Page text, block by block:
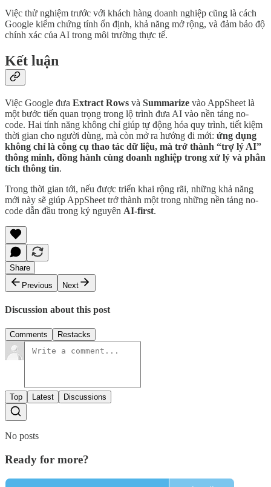
Việc thử nghiệm trước với khách hàng doanh nghiệp cũng là cách
Google kiểm chứng tính ổn định, khả năng mở rộng, và đảm bảo độ
chính xác của AI trong môi trường thực tế.
Kết luận
Việc Google đưa Extract Rows và Summarize vào AppSheet là
một bước tiến quan trọng trong lộ trình đưa AI vào nền tảng no-
code. Hai tính năng không chỉ giúp tự động hóa quy trình, tiết kiệm
thời gian cho người dùng, mà còn mở ra hướng đi mới: ứng dụng
không chỉ là công cụ thao tác dữ liệu, mà trở thành “trợ lý AI”
thông minh, đồng hành cùng doanh nghiệp trong xử lý và phân
tích thông tin.
Trong thời gian tới, nếu được triển khai rộng rãi, những khả năng
mới này sẽ giúp AppSheet trở thành một trong những nền tảng no-
code dẫn đầu trong kỷ nguyên AI-first.
Share
Previous
Next
Discussion about this post
Comments Restacks
Top Latest Discussions
No posts
Ready for more?